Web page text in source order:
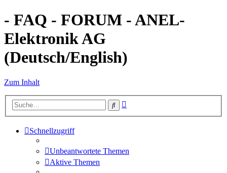
- FAQ - FORUM - ANEL-
Elektronik AG
(Deutsch/English)
Zum Inhalt
Suche
Schnellzugriff
Unbeantwortete Themen
Aktive Themen